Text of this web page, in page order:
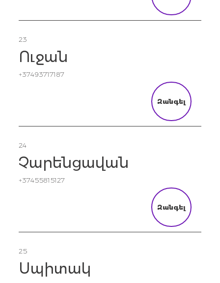
23
Ուջան
+37493717187
Զանգել
24
Չարենցավան
+37455815127
Զանգել
25
Սպիտակ